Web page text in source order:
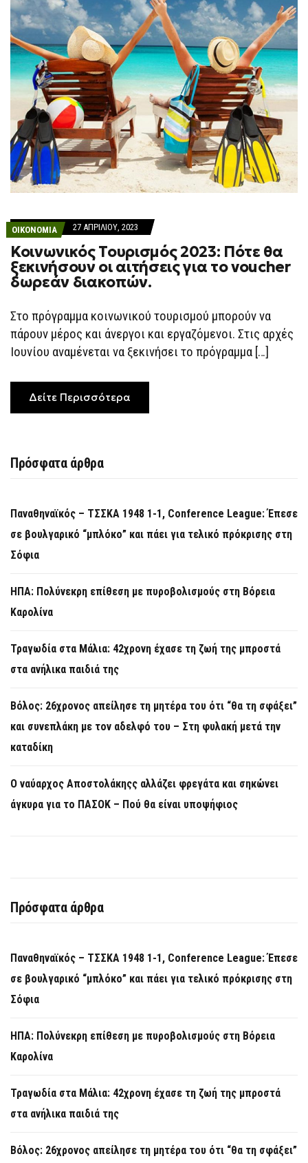
ΟΙΚΟΝΟΜΙΑ 27 ΑΠΡΙΛΊΟΥ, 2023
Κοινωνικός Τουρισμός 2023: Πότε θα
ξεκινήσουν οι αιτήσεις για το voucher
δωρεάν διακοπών.
Στο πρόγραμμα κοινωνικού τουρισμού μπορούν να
πάρουν μέρος και άνεργοι και εργαζόμενοι. Στις αρχές
Ιουνίου αναμένεται να ξεκινήσει το πρόγραμμα […]
Δείτε Περισσότερα
Πρόσφατα άρθρα
Παναθηναϊκός – ΤΣΣΚΑ 1948 1-1, Conference League: Έπεσε
σε βουλγαρικό “μπλόκο” και πάει για τελικό πρόκρισης στη
Σόφια
ΗΠΑ: Πολύνεκρη επίθεση με πυροβολισμούς στη Βόρεια
Καρολίνα
Τραγωδία στα Μάλια: 42χρονη έχασε τη ζωή της μπροστά
στα ανήλικα παιδιά της
Βόλος: 26χρονος απείλησε τη μητέρα του ότι “θα τη σφάξει”
και συνεπλάκη με τον αδελφό του – Στη φυλακή μετά την
καταδίκη
Ο ναύαρχος Αποστολάκηςς αλλάζει φρεγάτα και σηκώνει
άγκυρα για το ΠΑΣΟΚ – Πού θα είναι υποψήφιος
Πρόσφατα άρθρα
Παναθηναϊκός – ΤΣΣΚΑ 1948 1-1, Conference League: Έπεσε
σε βουλγαρικό “μπλόκο” και πάει για τελικό πρόκρισης στη
Σόφια
ΗΠΑ: Πολύνεκρη επίθεση με πυροβολισμούς στη Βόρεια
Καρολίνα
Τραγωδία στα Μάλια: 42χρονη έχασε τη ζωή της μπροστά
στα ανήλικα παιδιά της
Βόλος: 26χρονος απείλησε τη μητέρα του ότι “θα τη σφάξει”